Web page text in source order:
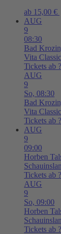
ab 15,00 €
AUG
9
08:30
Bad
Vita
Tickets ab
AUG
9
So, 08:30
Bad
Vita
Tickets ab
AUG
9
09:00
Horben
Tickets ab
AUG
9
So, 09:00
Horben
Tickets ab